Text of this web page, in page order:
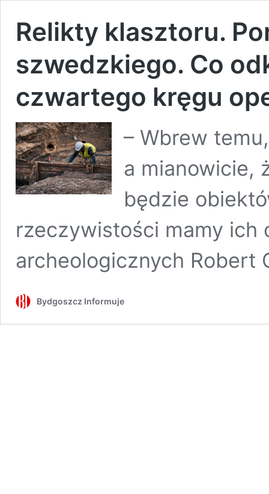
Relikty klasztoru.
szwedzkiego. Co
czwartego kręgu
– Wbrew
a mianowicie,
będzie
rzeczywistości mamy ich
archeologicznych Robert
Bydgoszcz Informuje